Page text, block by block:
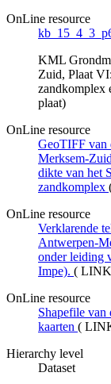
OnLine resource
KML
Zuid, Plaat
zandkomplex
plaat)
OnLine resource
GeoTIFF van
Merksem-
dikte van het
zandkomplex
OnLine resource
Verklarende
Antwerpen-
onder leiding
Impe). ( LINK
OnLine resource
Shapefile van
kaarten (
Hierarchy level
Dataset